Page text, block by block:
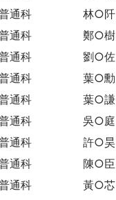
通科
林○阡
通科
鄭○樹
通科
劉○佐
通科
葉○勳
通科
葉○謙
通科
吳○庭
通科
許○昊
通科
陳○臣
通科
黃○芯